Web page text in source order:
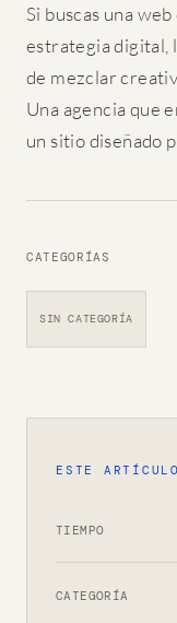
Si buscas una
estrategia digital,
de mezclar
Una agencia que
un sitio diseñado
CATEGORÍAS
SIN CATEGORÍA
ESTE ARTÍCULO
TIEMPO
CATEGORÍA